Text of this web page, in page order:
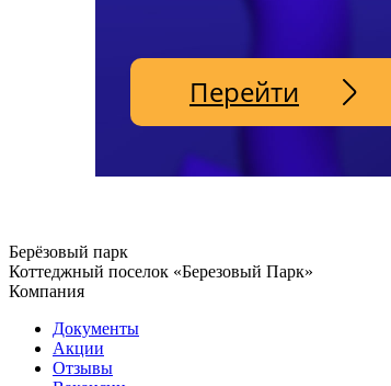
Перейти
Берёзовый парк
Коттеджный поселок «Березовый Парк»
Компания
Документы
Акции
Отзывы